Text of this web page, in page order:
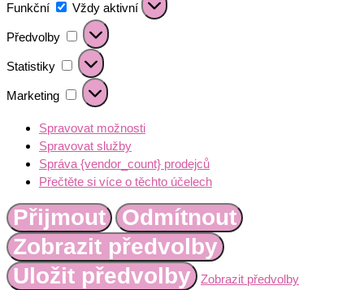
Funkční
Vždy aktivní
Předvolby
Předvolby
Statistiky
Statistiky
Marketing
Marketing
Spravovat možnosti
Spravovat služby
Správa {vendor_count} prodejců
Přečtěte si více o těchto účelech
Přijmout
Odmítnout
Zobrazit předvolby
Uložit předvolby
Zobrazit předvolby